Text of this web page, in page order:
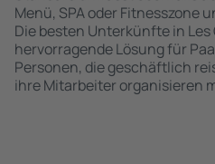
Menü, SPA oder Fitnesszone
Die besten Unterkünfte in Les
hervorragende Lösung für
Personen, die geschäftlich
ihre Mitarbeiter organisieren